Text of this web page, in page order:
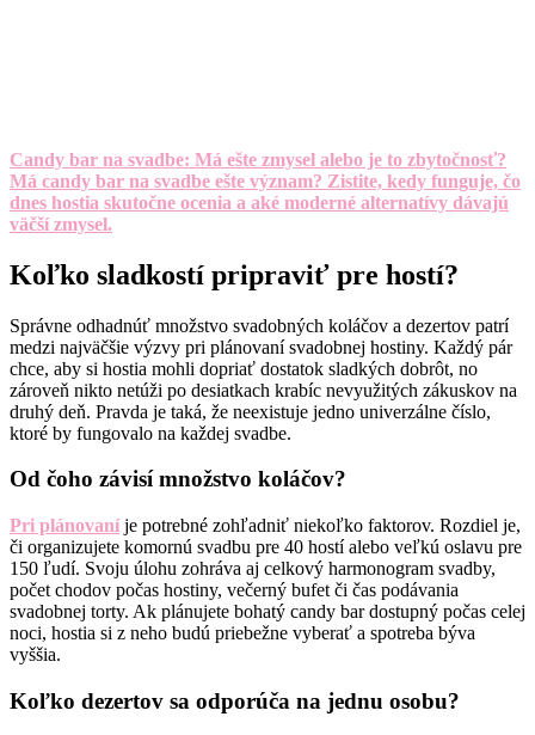
Candy bar na svadbe: Má ešte zmysel alebo je to zbytočnosť?
Má candy bar na svadbe ešte význam? Zistite, kedy funguje, čo
dnes hostia skutočne ocenia a aké moderné alternatívy dávajú
väčší zmysel.
Koľko sladkostí pripraviť pre hostí?
Správne odhadnúť množstvo svadobných koláčov a dezertov patrí
medzi najväčšie výzvy pri plánovaní svadobnej hostiny. Každý pár
chce, aby si hostia mohli dopriať dostatok sladkých dobrôt, no
zároveň nikto netúži po desiatkach krabíc nevyužitých zákuskov na
druhý deň. Pravda je taká, že neexistuje jedno univerzálne číslo,
ktoré by fungovalo na každej svadbe.
Od čoho závisí množstvo koláčov?
Pri plánovaníje potrebné zohľadniť niekoľko faktorov. Rozdiel je,
či organizujete komornú svadbu pre 40 hostí alebo veľkú oslavu pre
150 ľudí. Svoju úlohu zohráva aj celkový harmonogram svadby,
počet chodov počas hostiny, večerný bufet či čas podávania
svadobnej torty. Ak plánujete bohatý candy bar dostupný počas celej
noci, hostia si z neho budú priebežne vyberať a spotreba býva
vyššia.
Koľko dezertov sa odporúča na jednu osobu?